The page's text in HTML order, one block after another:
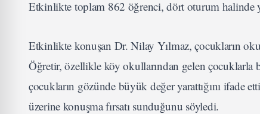
Etkinlikte toplam 862 öğrenci, dört oturum halinde
Etkinlikte konuşan Dr. Nilay Yılmaz, çocukların
Öğretir, özellikle köy okullarından gelen çocuklarla
çocukların gözünde büyük değer yarattığını ifade
üzerine konuşma fırsatı sunduğunu söyledi.